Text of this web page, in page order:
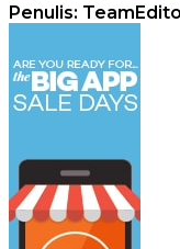
Penulis: Team